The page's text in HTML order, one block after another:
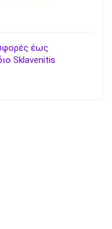
έως
Sklavenitis